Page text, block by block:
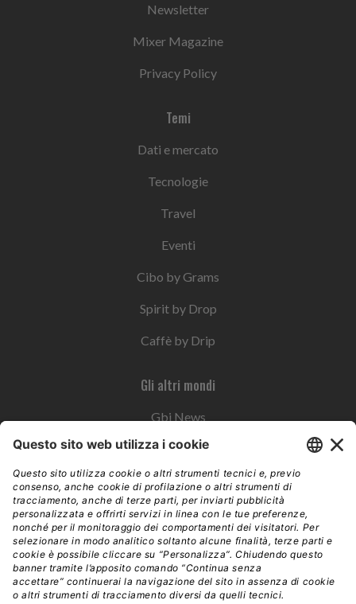
Newsletter
Mixer Magazine
Privacy Policy
Temi
Dati e mercato
Tecnologie
Travel
Eventi
Cibo by Grams
Spirit by Drop
Caffè by Drip
Gli altri mondi
Gbi News
Instoremag
Esplora il gruppo
Edra Edizioni
Edizioni LSWR
LSWR Group